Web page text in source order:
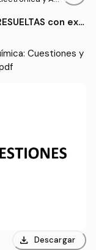
con exp
Cuestiones y
download Descargar